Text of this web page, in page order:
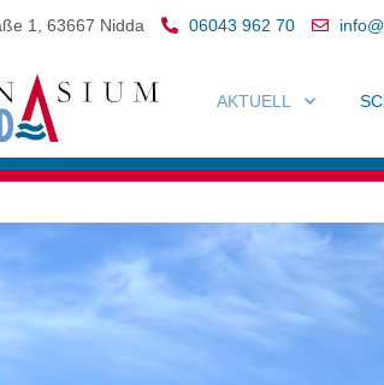
1, 63667 Nidda 06043 962 70
AKTUELL